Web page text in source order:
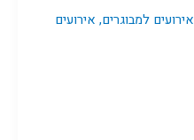
אירועים למבוגרים, אירועים